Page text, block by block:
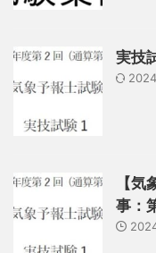
実技
【
事：